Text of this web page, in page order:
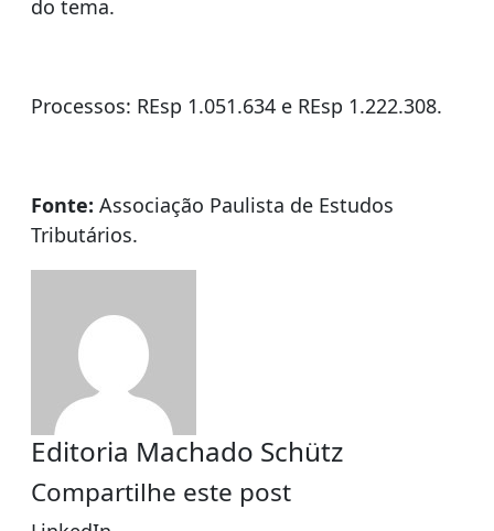
do tema.
Processos: REsp 1.051.634 e REsp 1.222.308.
Fonte: Associação Paulista de Estudos
Tributários.
Editoria Machado Schütz
Compartilhe este post